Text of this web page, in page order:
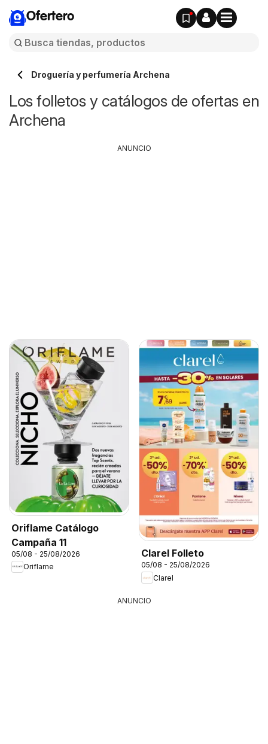
Ofertero
Droguería y perfumería Archena
Los folletos y catálogos de ofertas en
Archena
Oriflame Catálogo
Campaña 11
05/08 - 25/08/2026
Oriflame
Clarel Folleto
05/08 - 25/08/2026
Clarel
ANUNCIO
ANUNCIO